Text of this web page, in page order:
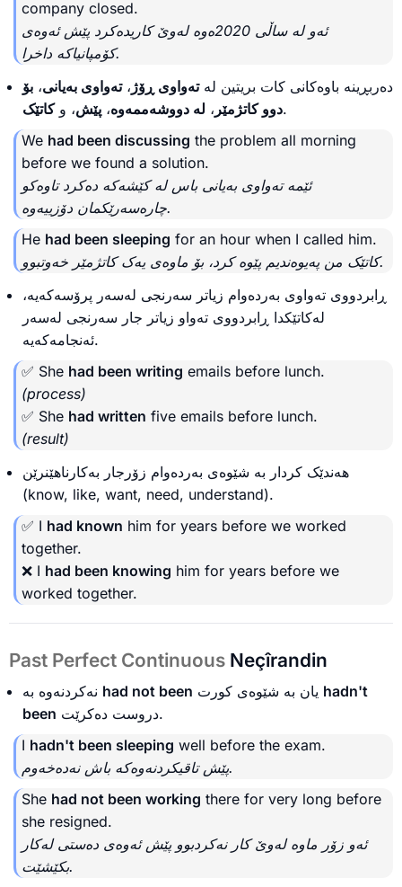
company closed.
ئه‌و له‌ ساڵی 2020ەوە لەوێ کاریدەکرد پێش ئەوەی
کۆمپانیاکە داخرا.
دەربڕینە باوەکانی کات بریتین لەتەواوی ڕۆژ ،تەواوی بەیانی، بۆ
دوو کاتژمێر ، لە دووشەممەوە، پێش، وکاتێک
.
We had been discussing the problem all morning
before we found a solution.
ئێمە تەواوی بەیانی باس لە کێشەکە دەکرد تاوەکو
چارەسەرێکمان دۆزییەوە.
He had been sleeping for an hour when I called him.
کاتێک من پەیوەندیم پێوە کرد، بۆ ماوەی یەک کاتژمێر خەوتبوو.
ڕابردووی تەواوی بەردەوام زیاتر سەرنجی لەسەر پرۆسەکەیە،
لەکاتێکدا ڕابردووی تەواو زیاتر جار سەرنجی لەسەر
ئەنجامەکەیە.
✅ She had been writing emails before lunch.
(process)
✅ She had written five emails before lunch.
(result)
هەندێک کردار بە شێوەی بەردەوام زۆرجار بەکارناهێنرێن
(know, like, want, need, understand).
✅ I had known him for years before we worked
together.
❌ I had been knowing him for years before we
worked together.
Past Perfect Continuous Neçîrandin
had not been
hadn't
been
دروست دەکرێت.
I hadn't been sleeping well before the exam.
پێش تاقیکردنەوەکە باش نەدەخەوم.
She had not been working there for very long before
she resigned.
ئەو زۆر ماوە لەوێ کار نەکردبوو پێش ئەوەی دەستی لەکار
بکێشێت.